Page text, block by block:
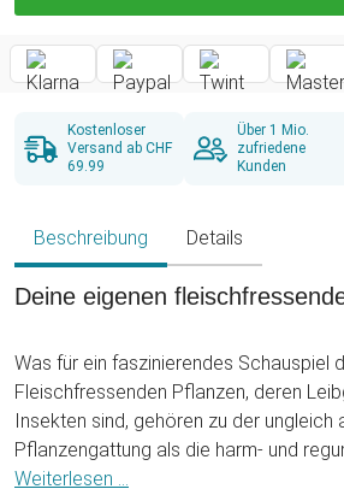
Kostenloser
Versand ab CHF
69.99
Über 1 Mio.
zufriedene
Kunden
Beschreibung Details
Deine eigenen
Was für ein faszinierendes Schauspiel
Fleischfressenden Pflanzen, deren
Insekten sind, gehören zu der ungleich
Pflanzengattung als die harm- und
Zimmerpflanze bei Dir auf der
Weiterlesen ...